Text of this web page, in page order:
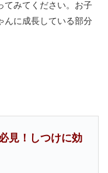
てみてください。お子
んに成長している部分
見！しつけに効